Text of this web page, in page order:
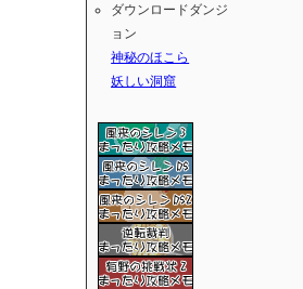
ダウンロードダンジ
ョン
神秘のほこら
妖しい洞窟